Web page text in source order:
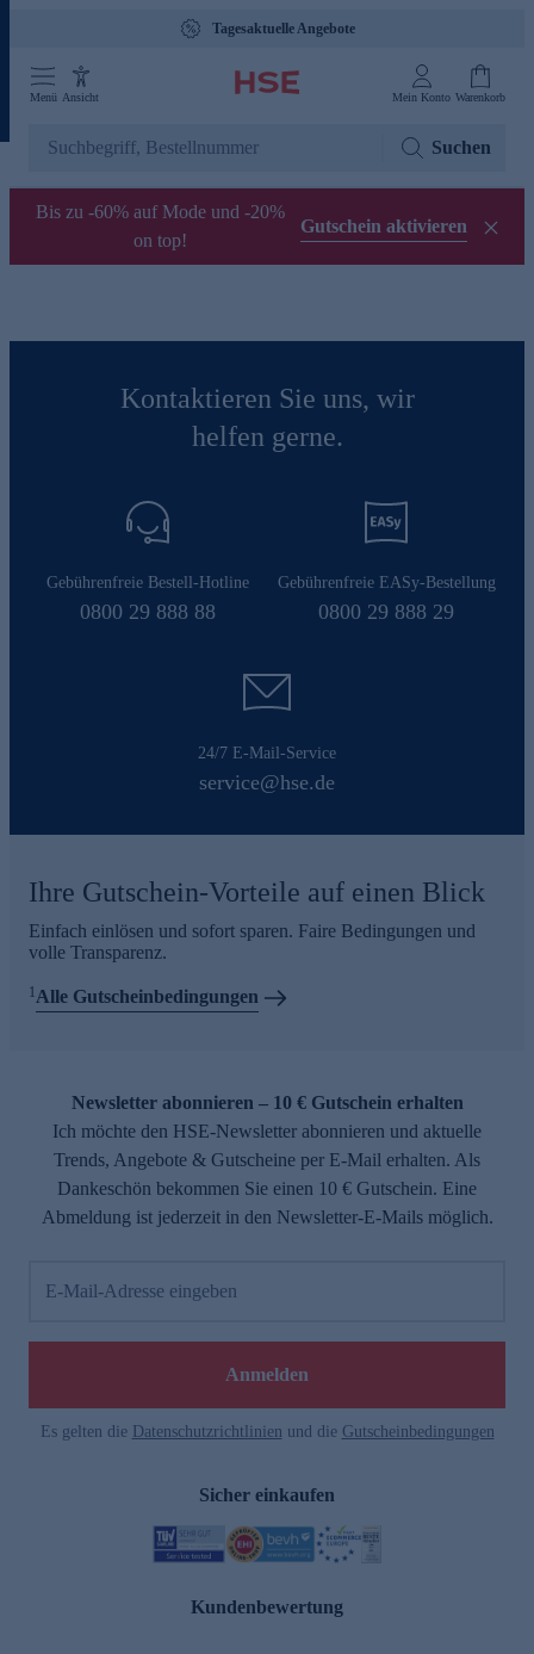
Tagesaktuelle Angebote
Menü Ansicht Mein Konto Warenkorb
Suchen
Bis zu -60% auf Mode und -20%
on top!
Gutschein aktivieren
Kontaktieren Sie uns, wir
helfen gerne.
Gebührenfreie Bestell-Hotline
0800 29 888 88
Gebührenfreie EASy-Bestellung
0800 29 888 29
24/7 E-Mail-Service
service@hse.de
Ihre Gutschein-Vorteile auf einen Blick
Einfach einlösen und sofort sparen. Faire Bedingungen und
volle Transparenz.
1Alle Gutscheinbedingungen
Newsletter abonnieren – 10 € Gutschein erhalten
Ich möchte den HSE-Newsletter abonnieren und aktuelle
Trends, Angebote & Gutscheine per E-Mail erhalten. Als
Dankeschön bekommen Sie einen 10 € Gutschein. Eine
Abmeldung ist jederzeit in den Newsletter-E-Mails möglich.
E-Mail-Adresse eingeben
Anmelden
Es gelten die Datenschutzrichtlinien und die Gutscheinbedingungen
Sicher einkaufen
Kundenbewertung